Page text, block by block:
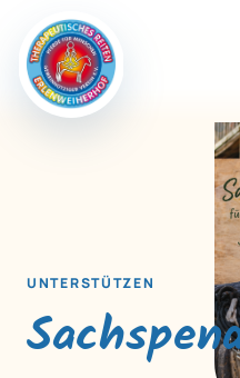
UNTERSTÜTZEN